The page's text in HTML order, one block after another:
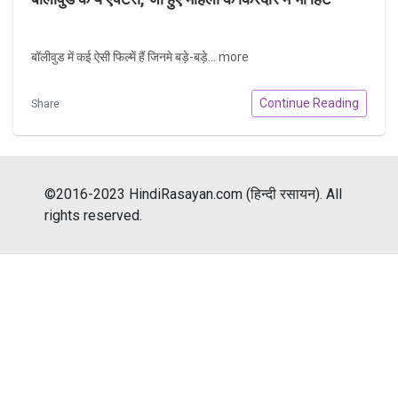
बॉलीवुड में कई ऐसी फिल्में हैं जिनमे बड़े-बड़े... more
Share Continue Reading
©2016-2023 HindiRasayan.com (हिन्दी रसायन). All
rights reserved.